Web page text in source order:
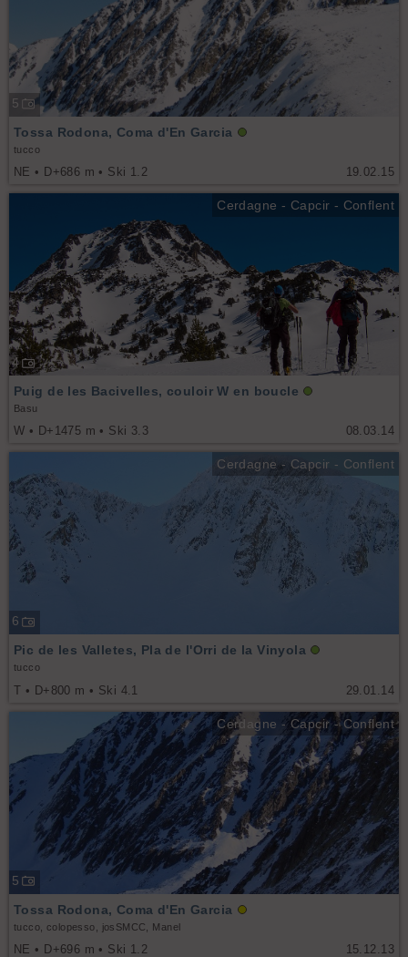
5
19.02.15
Tossa Rodona, Coma d'En Garcia
tucco
NE • D+686 m • Ski 1.2
Cerdagne - Capcir - Conflent
4
08.03.14
Puig de les Bacivelles, couloir W en boucle
Basu
W • D+1475 m • Ski 3.3
Cerdagne - Capcir - Conflent
6
29.01.14
Pic de les Valletes, Pla de l'Orri de la Vinyola
tucco
T • D+800 m • Ski 4.1
Cerdagne - Capcir - Conflent
5
15.12.13
Tossa Rodona, Coma d'En Garcia
tucco, colopesso, josSMCC, Manel
NE • D+696 m • Ski 1.2